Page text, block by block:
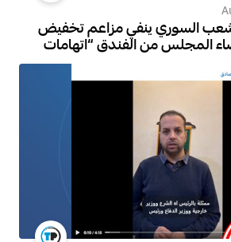
السوري ينفي مزاعم تخفيض
المجلس من الفندق “اتهامات